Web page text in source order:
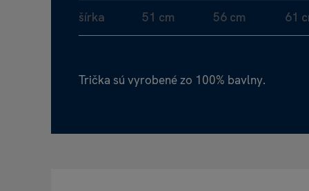
šírka 51 cm 56 cm 61
Trička sú vyrobené zo 100% bavlny.